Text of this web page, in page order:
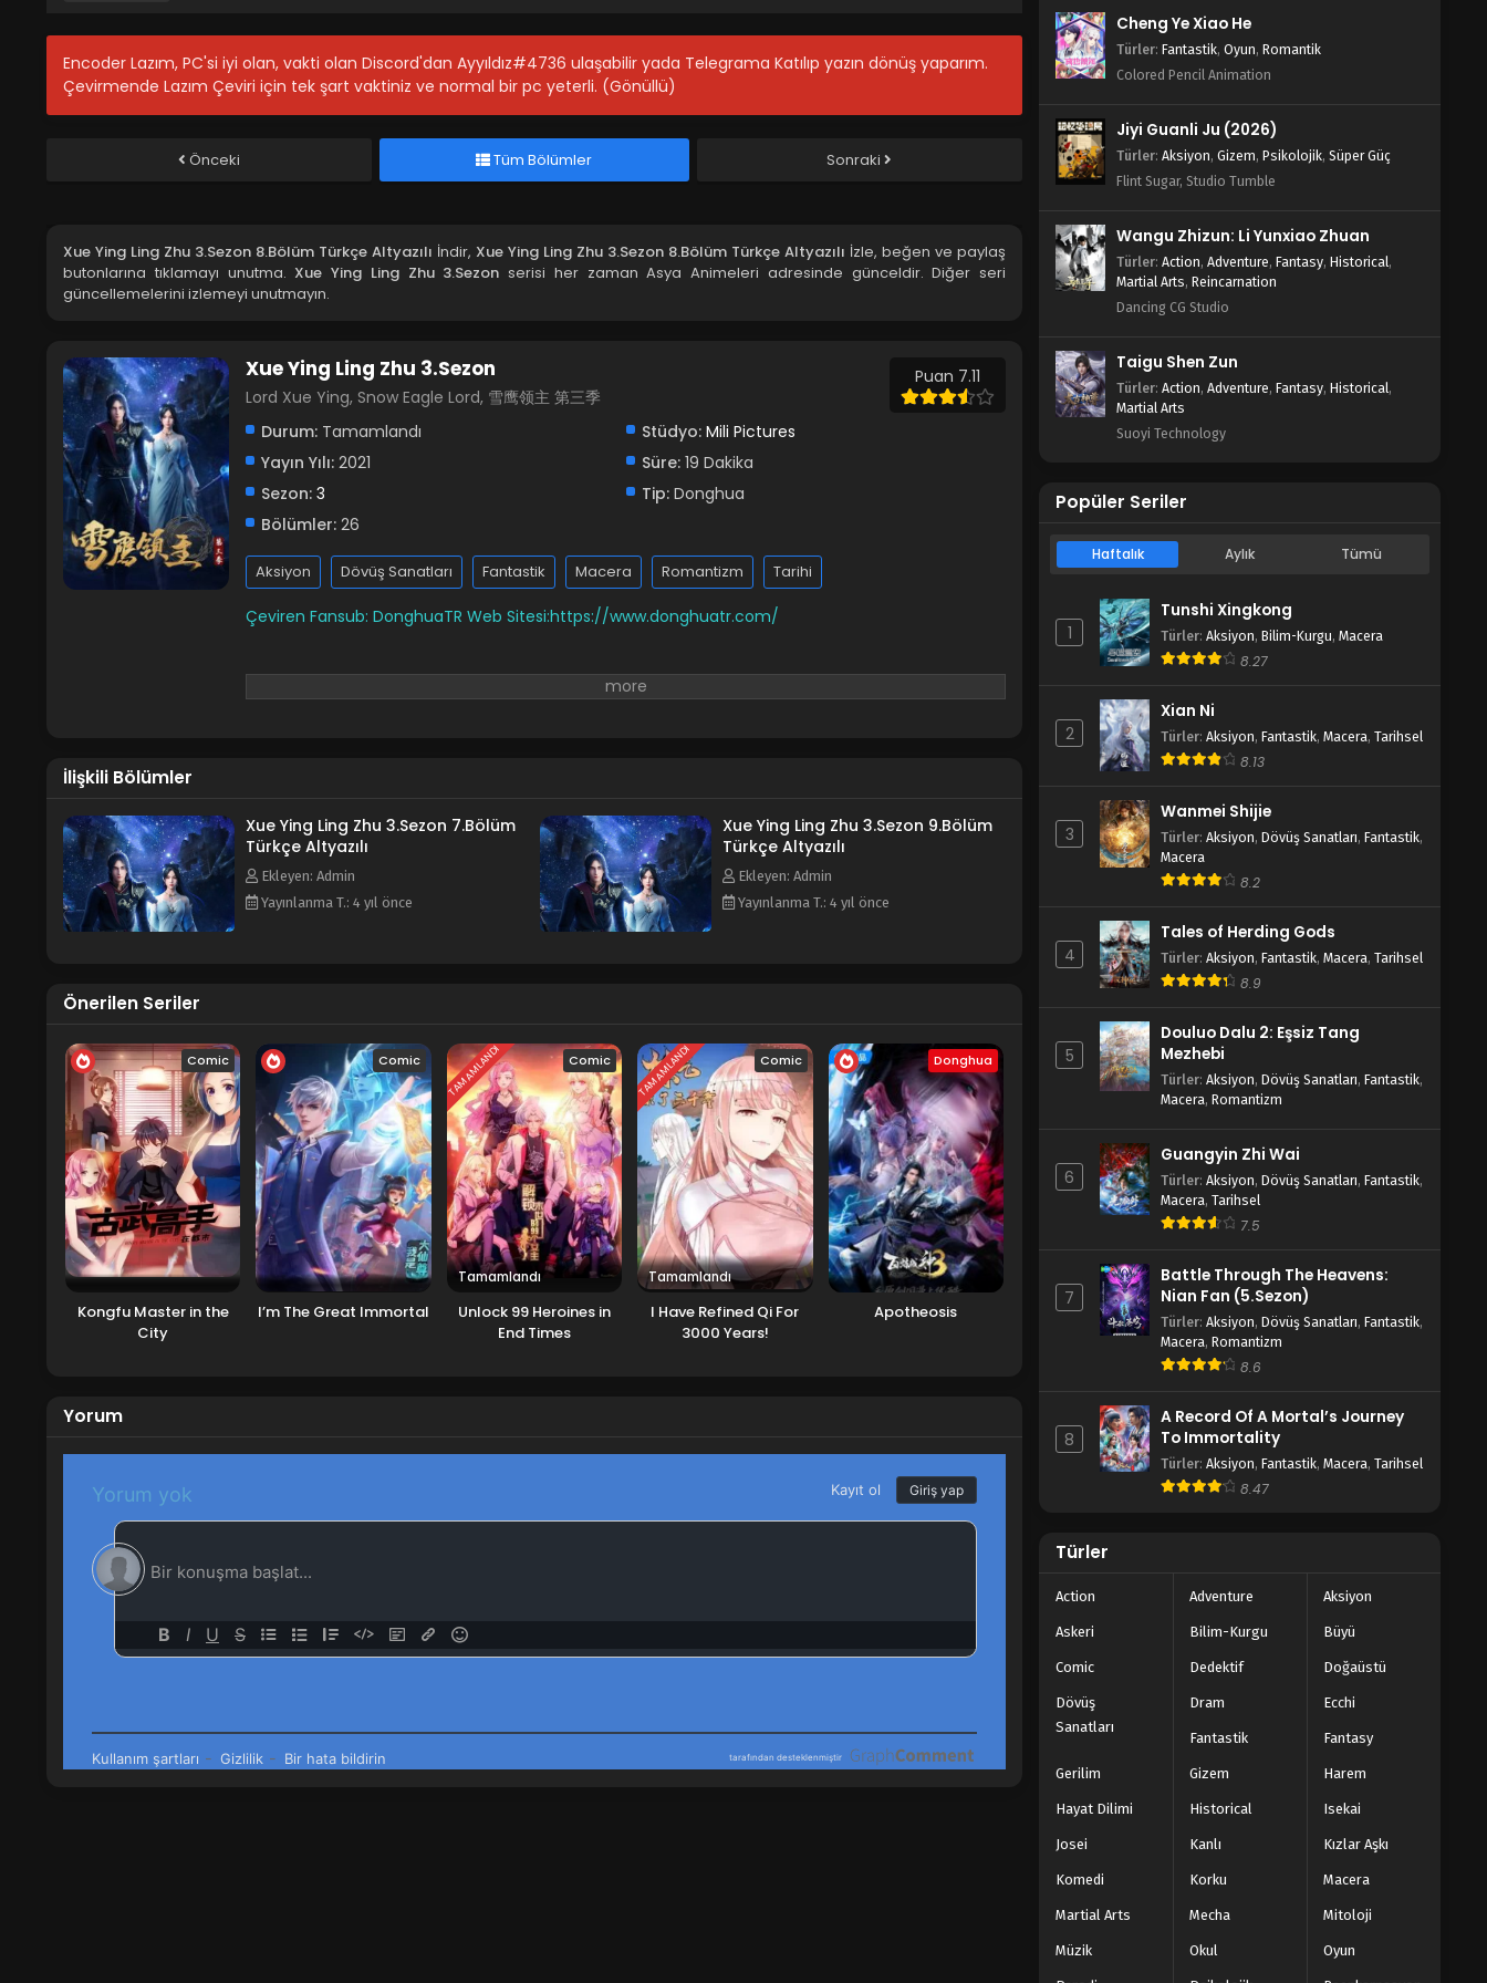
Encoder Lazım, PC'si iyi olan, vakti olan Discord'dan Ayyıldız#4736 ulaşabilir yada Telegrama Katılıp yazın dönüş yaparım.
Çevirmende Lazım Çeviri için tek şart vaktiniz ve normal bir pc yeterli. (Gönüllü)
Önceki Tüm Bölümler Sonraki
Xue Ying Ling Zhu 3.Sezon 8.Bölüm Türkçe Altyazılı İndir, Xue Ying Ling Zhu 3.Sezon 8.Bölüm Türkçe Altyazılı İzle, beğen ve paylaş
butonlarına tıklamayı unutma. Xue Ying Ling Zhu 3.Sezon serisi her zaman Asya Animeleri adresinde günceldir. Diğer seri
güncellemelerini izlemeyi unutmayın.
Xue Ying Ling Zhu 3.Sezon
Lord Xue Ying, Snow Eagle Lord, 雪鹰领主 第三季
Puan 7.11
Durum: Tamamlandı Stüdyo: Mili Pictures
Yayın Yılı: 2021 Süre:19 Dakika
Sezon: 3 Tip:Donghua
Bölümler: 26
Aksiyon Dövüş Sanatları Fantastik Macera Romantizm Tarihi
Çeviren Fansub: DonghuaTR Web Sitesi:https://www.donghuatr.com/
İlişkili Bölümler
Xue Ying Ling Zhu 3.Sezon 7.Bölüm
Türkçe Altyazılı
Ekleyen: Admin
Yayınlanma T.: 4 yıl önce
Xue Ying Ling Zhu 3.Sezon 9.Bölüm
Türkçe Altyazılı
Ekleyen: Admin
Yayınlanma T.: 4 yıl önce
Önerilen Seriler
Comic
Kongfu Master in the
City
Comic
I’m The Great Immortal
TAMAMLANDI Comic
Tamamlandı
Unlock 99 Heroines in
End Times
TAMAMLANDI Comic
Tamamlandı
I Have Refined Qi For
3000 Years!
Donghua
Apotheosis
Yorum
Xue Ying Ling Zhu 3.Sezon 1.Bölüm
Türkçe Altyazılı
Cheng Ye Xiao He
Türler: Fantastik, Oyun, Romantik
Colored Pencil Animation
Jiyi Guanli Ju (2026)
Türler: Aksiyon, Gizem, Psikolojik, Süper Güç
Flint Sugar, Studio Tumble
Wangu Zhizun: Li Yunxiao Zhuan
Türler: Action, Adventure, Fantasy, Historical,
Martial Arts, Reincarnation
Dancing CG Studio
Taigu Shen Zun
Türler: Action, Adventure, Fantasy, Historical,
Martial Arts
Suoyi Technology
Popüler Seriler
Haftalık Aylık Tümü
1
Tunshi Xingkong
Türler: Aksiyon, Bilim-Kurgu, Macera
8.27
2
Xian Ni
Türler: Aksiyon, Fantastik, Macera, Tarihsel
8.13
3
Wanmei Shijie
Türler: Aksiyon, Dövüş Sanatları, Fantastik,
Macera
8.2
4
Tales of Herding Gods
Türler: Aksiyon, Fantastik, Macera, Tarihsel
8.9
5
Douluo Dalu 2: Eşsiz Tang
Mezhebi
Türler: Aksiyon, Dövüş Sanatları, Fantastik,
Macera, Romantizm
6
Guangyin Zhi Wai
Türler: Aksiyon, Dövüş Sanatları, Fantastik,
Macera, Tarihsel
7.5
7
Battle Through The Heavens:
Nian Fan (5.Sezon)
Türler: Aksiyon, Dövüş Sanatları, Fantastik,
Macera, Romantizm
8.6
8
A Record Of A Mortal’s Journey
To Immortality
Türler: Aksiyon, Fantastik, Macera, Tarihsel
8.47
Türler
Action Adventure Aksiyon
Askeri Bilim-Kurgu Büyü
Comic Dedektif Doğaüstü
Dövüş
Sanatları
Dram Ecchi
Fantastik Fantasy
Gerilim Gizem Harem
Hayat Dilimi Historical Isekai
Josei Kanlı Kızlar Aşkı
Komedi Korku Macera
Martial Arts Mecha Mitoloji
Müzik Okul Oyun